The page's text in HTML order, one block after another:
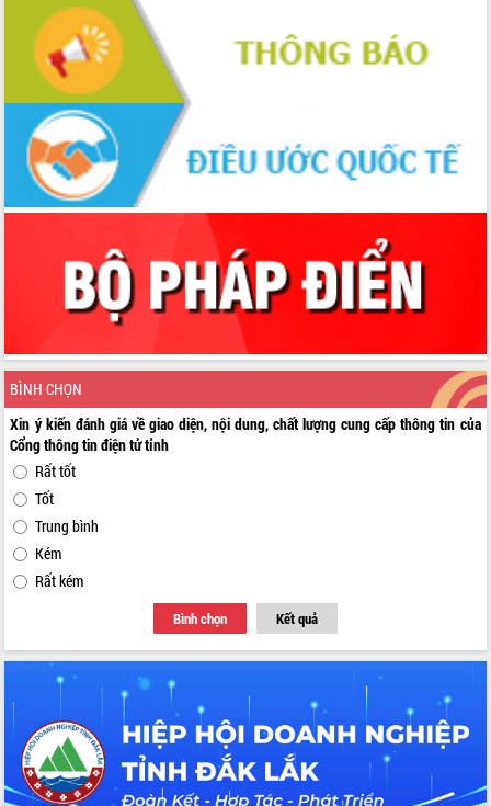
BÌNH CHỌN
Xin ý kiến đánh giá về giao diện, nội dung, chất lượng cung cấp thông tin của
Cổng thông tin điện tử tỉnh
Rất tốt
Tốt
Trung bình
Kém
Rất kém
Bình chọn Kết quả